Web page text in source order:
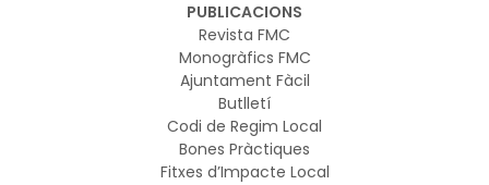
PUBLICACIONS
Revista FMC
Monogràfics FMC
Ajuntament Fàcil
Butlletí
Codi de Regim Local
Bones Pràctiques
Fitxes d’Impacte Local